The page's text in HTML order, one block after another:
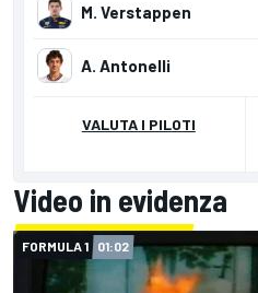
Video in evidenza
FORMULA 1 01:02
M. Verstappen
A. Antonelli
VALUTA I PILOTI